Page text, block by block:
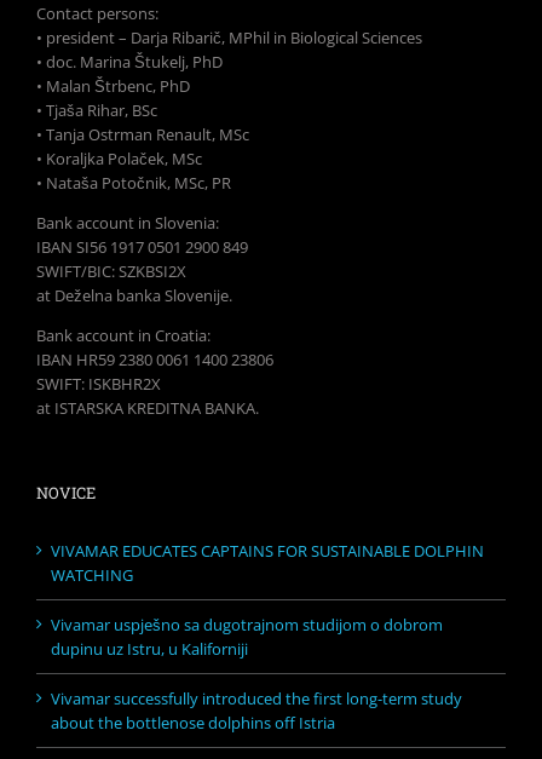
Contact persons:
• president – Darja Ribarič, MPhil in Biological Sciences
• doc. Marina Štukelj, PhD
• Malan Štrbenc, PhD
• Tjaša Rihar, BSc
• Tanja Ostrman Renault, MSc
• Koraljka Polaček, MSc
• Nataša Potočnik, MSc, PR
Bank account in Slovenia:
IBAN SI56 1917 0501 2900 849
SWIFT/BIC: SZKBSI2X
at Deželna banka Slovenije.
Bank account in Croatia:
IBAN HR59 2380 0061 1400 23806
SWIFT: ISKBHR2X
at ISTARSKA KREDITNA BANKA.
NOVICE
VIVAMAR EDUCATES CAPTAINS FOR SUSTAINABLE DOLPHIN
WATCHING
Vivamar uspješno sa dugotrajnom studijom o dobrom
dupinu uz Istru, u Kaliforniji
Vivamar successfully introduced the first long-term study
about the bottlenose dolphins off Istria